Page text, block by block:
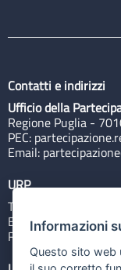
Contatti e indirizzi
Ufficio della
Regione Puglia -
PEC:
Email:
URP
Tel: 800713939
Email:
Rubrica
Informazioni
Questo sito web